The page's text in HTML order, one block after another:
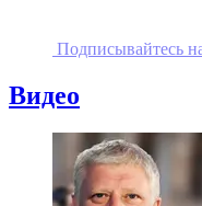
Подписывайтесь
Видео